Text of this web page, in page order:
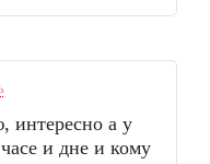
интересно а у
и дне и кому